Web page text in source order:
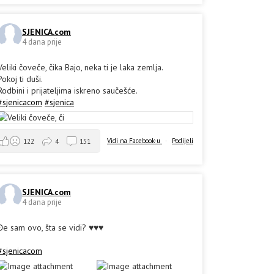
SJENICA.com
4 dana prije
čoveče, čika Bajo, neka ti je laka zemlja.
ti duši.
i prijateljima iskreno saučešće.
#sjenica
Vidi na Facebook-u · Podijeli
122 4 151
SJENICA.com
4 dana prije
sam ovo, šta se vidi? ♥️♥️♥️